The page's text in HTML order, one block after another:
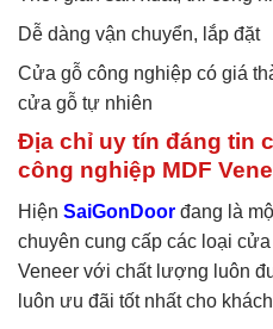
Dễ dàng vận chuyển, lắp đặt
Cửa gỗ công nghiệp có giá
cửa gỗ tự nhiên
Địa chỉ uy tín đáng tin
công nghiệp MDF
Hiện SaiGonDoor đang là
chuyên cung cấp các loại
Veneer với chất lượng luôn
luôn ưu đãi tốt nhất cho